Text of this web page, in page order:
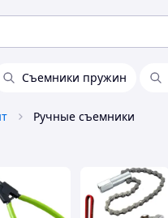
Съемники пружин
Ручные съемники